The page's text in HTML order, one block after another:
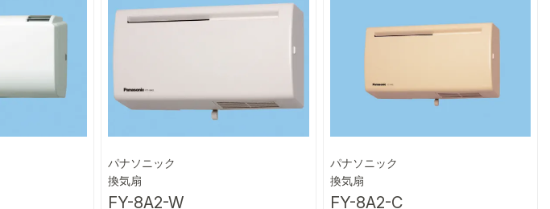
パナソニック
換気扇
FY-8A2-W
パナソニック
換気扇
FY-8A2-C